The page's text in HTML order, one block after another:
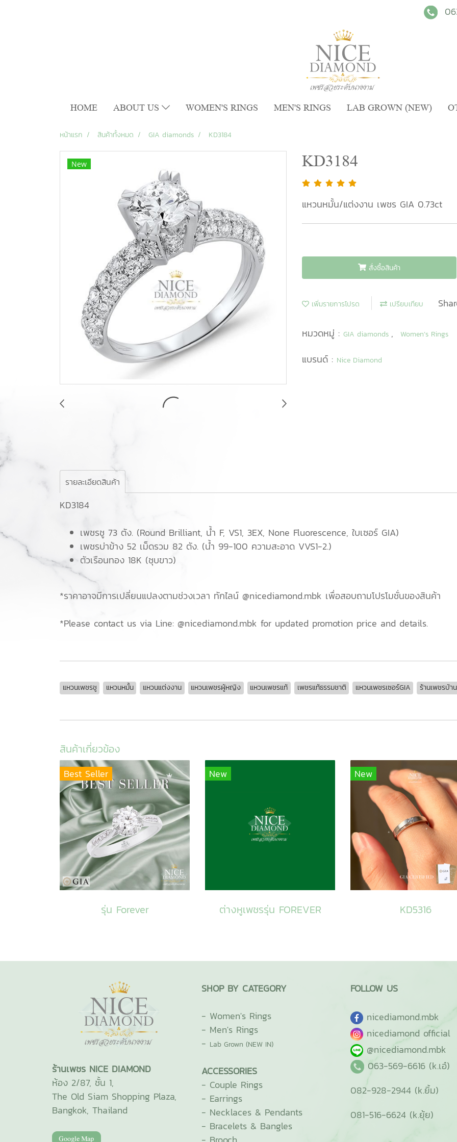
HOME ABOUT US WOMEN'S RINGS MEN'S RINGS LAB GROWN (NEW)
หน้าแรก สินค้าทั้งหมด GIA diamonds KD3184
New KD3184
แหวนหมั้น/แต่งงาน เพชร GIA 0.73ct
สั่งซื้อสินค้า
เพิ่มรายการโปรด เปรียบเทียบ
หมวดหมู่ : GIA diamonds , Women’s Rings
แบรนด์ : Nice Diamond
รายละเอียดสินค้า
KD3184
เพชรชู 73 ตัง. (Round Brilliant, น้ำ F, VS1, 3EX, None Fluorescence, ใบเซอร์ GIA)
เพชรบ่าข้าง 52 เม็ดรวม 82 ตัง. (น้ำ 99-100 ความสะอาด VVS1-2.)
ตัวเรือนทอง 18K (ชุบขาว)
*ราคาอาจมีการเปลี่ยนแปลงตามช่วงเวลา ทักไลน์ @nicediamond.mbk เพื่อสอบถามโปรโมชั่นของสินค้า
*Please contact us via Line: @nicediamond.mbk for updated promotion price and details.
แหวนเพชรชู แหวนหมั้น แหวนแต่งงาน แหวนเพชรผู้หญิง แหวนเพชรแท้ เพชรแท้ธรรมชาติ แหวนเพชรเซอร์GIA ร้านเพชรบ้า
สินค้าเกี่ยวข้อง
Best Seller
รุ่น Forever
New
ต่างหูเพชรรุ่น FOREVER
New
KD5316
ร้านเพชร NICE DIAMOND
ห้อง 2/87, ชั้น 1,
The Old Siam Shopping Plaza,
Bangkok, Thailand
SHOP BY CATEGORY
- Women's Rings
- Men's Rings
- Lab Grown (NEW IN)
ACCESSORIES
- Couple Rings
- Earrings
- Necklaces & Pendants
- Bracelets & Bangles
FOLLOW US
nicediamond.mbk
nicediamond official
@nicediamond.mbk
063-569-6616 (k.เอ๋)
082-928-2944 (k.ยิ้ม)
081-516-6624 (k.ยุ้ย)